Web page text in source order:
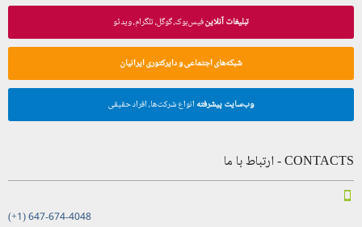
تبلیغات آنلاینفیس‌بوک، گوگل، تلگرام، ویدئو
شبکه‌های اجتماعی و دایرکتوری ایرانیان
وب‌سایت پیشرفته انواع شرکت‌ها، افراد حقیقی
CONTACTS - ارتباط با ما
(+1) 647-674-4048